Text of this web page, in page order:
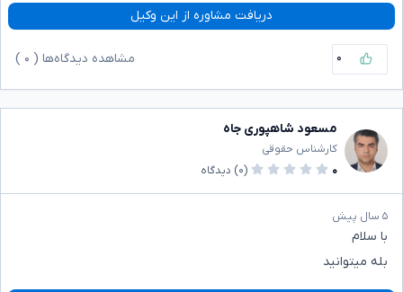
دریافت مشاوره از این وکیل
۰ مشاهده دیدگاه‌ها ( ۰
مسعود شاهپوری جاه
کارشناس حقوقی
۰
(۰) دیدگاه
۵ سال پیش
با سلام
بله میتوانید